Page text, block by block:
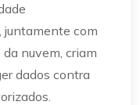
juntamente com
nuvem, criam
dados contra